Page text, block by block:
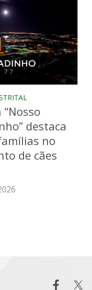
destaca
no
de cães